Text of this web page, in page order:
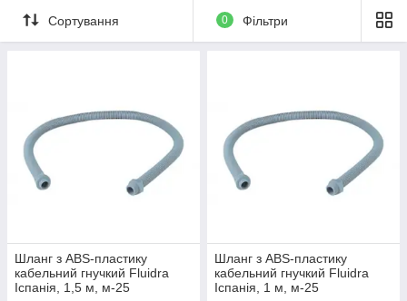
Сортування 0 Фільтри
Шланг з ABS-пластику
кабельний гнучкий Fluidra
Іспанія, 1,5 м, м-25
Шланг з ABS-пластику
кабельний гнучкий Fluidra
Іспанія, 1 м, м-25